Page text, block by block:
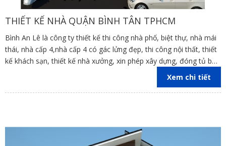
THIẾT KẾ NHÀ QUẬN BÌNH TÂN TPHCM
Bình An Lê là công ty thiết kế thi công nhà phố, biệt thự, nhà mái
thái, nhà cấp 4,nhà cấp 4 có gác lửng đẹp, thi công nội thất, thiết
kế khách sạn, thiết kế nhà xưởng, xin phép xây dựng, đóng tủ bếp
trên địa bàn các tỉnh Đồng Nai, Bình Dương, TP Hồ Chí Minh,
Xem chi tiết